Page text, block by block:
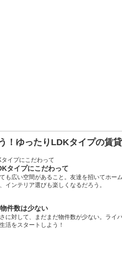
！ゆったりLDKタイプの賃
タイプにこだわって
も広い空間があること。友達を招いてホ
インテリア選びも楽しくなるだろう。
件数は少ない
に対して、まだまだ物件数が少ない。ラ
活をスタートしよう！